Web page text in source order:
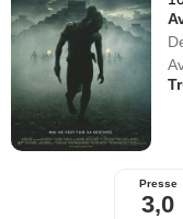
Presse
3,0